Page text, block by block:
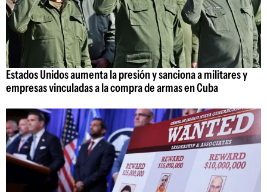
Estados Unidos aumenta la presión y sanciona a militares y
empresas vinculadas a la compra de armas en Cuba